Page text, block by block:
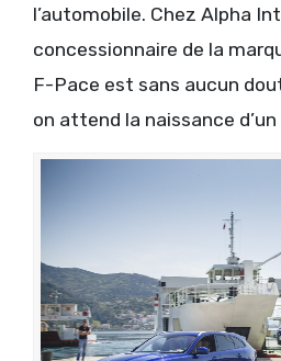
l’automobile. Chez Alpha
concessionnaire de la
F-Pace est sans aucun
on attend la naissance